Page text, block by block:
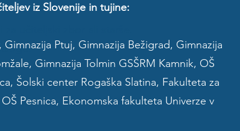
iz Slovenije in tujine:
Ptuj, Gimnazija Bežigrad, Gimnazija
Gimnazija Tolmin GSŠRM Kamnik, OŠ
Šolski center Rogaška Slatina, Fakulteta za
Pesnica, Ekonomska fakulteta Univerze v